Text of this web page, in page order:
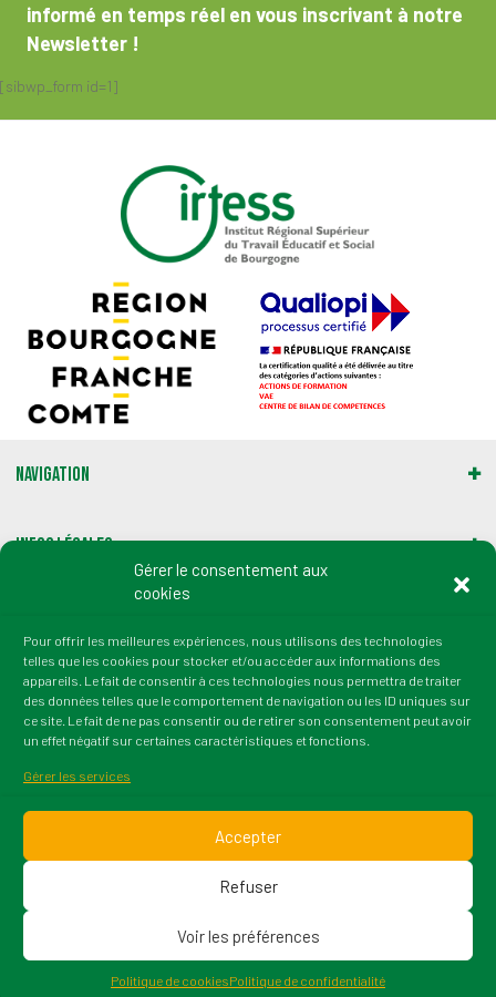
Gérer le consentement aux
cookies
Pour offrir les meilleures expériences, nous utilisons des technologies
telles que les cookies pour stocker et/ou accéder aux informations des
appareils. Le fait de consentir à ces technologies nous permettra de traiter
des données telles que le comportement de navigation ou les ID uniques sur
ce site. Le fait de ne pas consentir ou de retirer son consentement peut avoir
un effet négatif sur certaines caractéristiques et fonctions.
Gérer les services
Accepter
Refuser
Voir les préférences
Politique de cookiesPolitique de confidentialité
informé en temps réel en vous inscrivant à notre
Newsletter !
[sibwp_form id=1]
Navigation
Infos légales
Adresse :
2 rue du Professeur Marion
21000 Dijon
tél. : 03 80 72 64 50
fax : 03 80 36 45 38
© 2026 Irtess. Version : 1.1.5 Tous droits réservés. Une
création Wazacom